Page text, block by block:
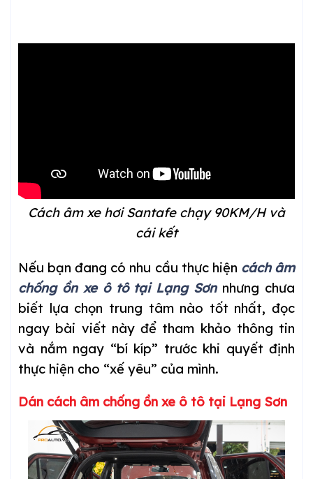
Cách âm xe hơi Santafe chạy 90KM/H và
cái kết
Nếu bạn đang có nhu cầu thực hiện cách âm
chống ồn xe ô tô tại Lạng Sơnnhưng chưa
biết lựa chọn trung tâm nào tốt nhất, đọc
ngay bài viết này để tham khảo thông tin
và nắm ngay “bí kíp” trước khi quyết định
thực hiện cho “xế yêu” của mình.
Dán cách âm chống ồn xe ô tô tại Lạng Sơn